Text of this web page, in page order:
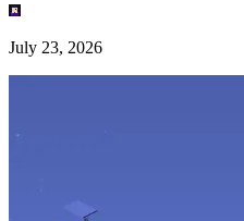
July 23, 2026